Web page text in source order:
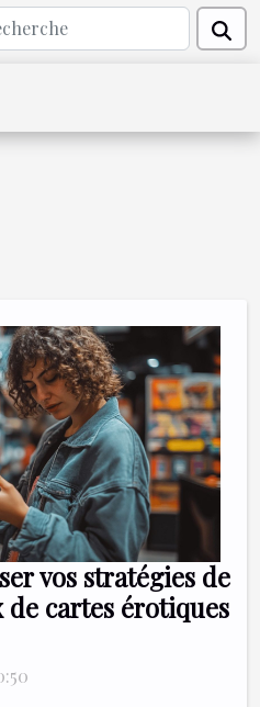
vos stratégies de
de cartes érotiques